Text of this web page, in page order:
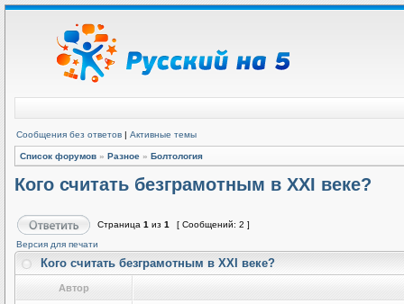
Сообщения без ответов | Активные темы
Список форумов » Разное » Болтология
Кого считать безграмотным в XXI веке?
Страница 1 из 1
[ Сообщений: 2 ]
Версия для печати
Кого считать безграмотным в XXI веке?
Автор